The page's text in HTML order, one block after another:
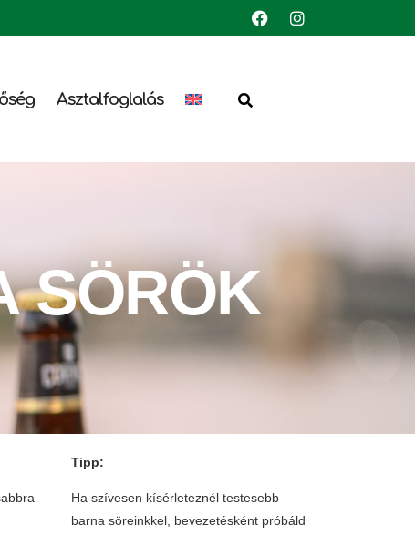
Asztalfoglalás
SÖRÖK
Tipp:
Ha szívesen kísérleteznél testesebb
barna söreinkkel, bevezetésként próbáld